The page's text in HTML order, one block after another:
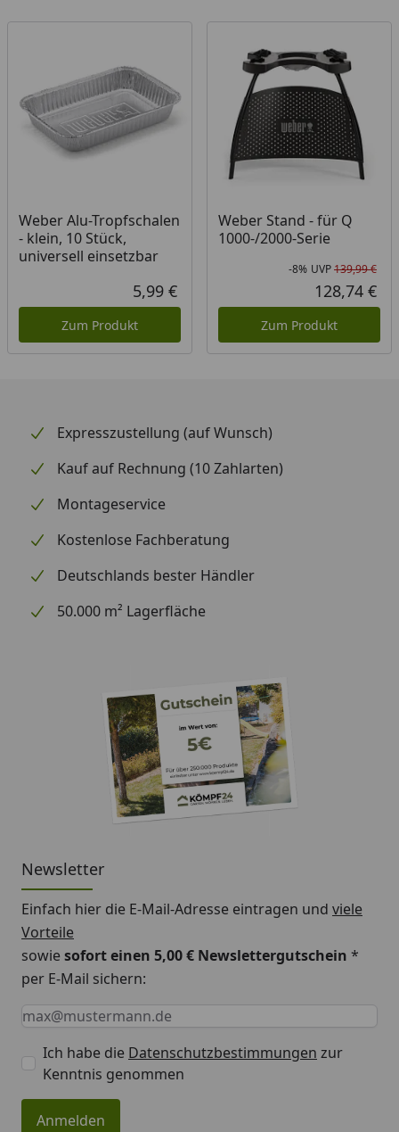
Weber Alu-Tropfschalen
- klein, 10 Stück,
universell einsetzbar
Aktueller Preis
5,99 €
Zum Produkt
Weber Stand - für Q
1000-/2000-Serie
-8% UVP139,99 €
128,74 €
Zum Produkt
Expresszustellung (auf Wunsch)
Kauf auf Rechnung (10 Zahlarten)
Montageservice
Kostenlose Fachberatung
Deutschlands bester Händler
50.000 m² Lagerfläche
Newsletter
Einfach hier die E-Mail-Adresse eintragen und viele
Vorteile
sowiesofort einen 5,00 € Newslettergutschein *
per E-Mail sichern:
Keine Eingabe erforderlich
Eingabe erforderlich
E-Mail *
Ich habe die Datenschutzbestimmungen zur
Kenntnis genommen
Anmelden